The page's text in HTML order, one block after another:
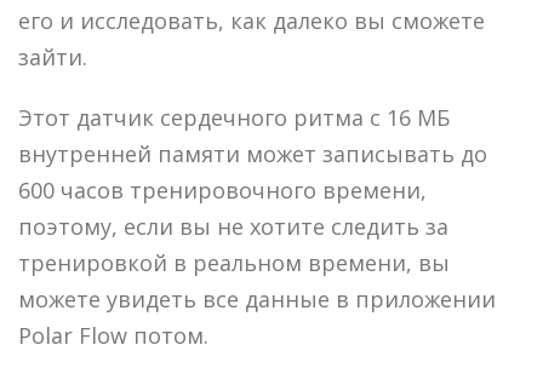
его и исследовать, как далеко вы сможете
зайти.
Этот датчик сердечного ритма с 16 МБ
внутренней памяти может записывать до
600 часов тренировочного времени,
поэтому, если вы не хотите следить за
тренировкой в реальном времени, вы
можете увидеть все данные в приложении
Polar Flow потом.